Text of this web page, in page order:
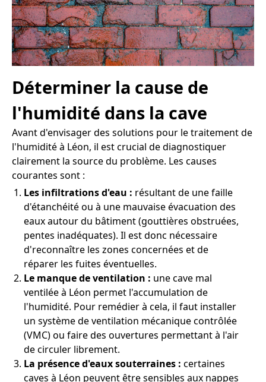
Déterminer la cause de
l'humidité dans la cave
Avant d'envisager des solutions pour le traitement de
l'humidité à Léon, il est crucial de diagnostiquer
clairement la source du problème. Les causes
courantes sont :
Les infiltrations d'eau : résultant de une faille
d'étanchéité ou à une mauvaise évacuation des
eaux autour du bâtiment (gouttières obstruées,
pentes inadéquates). Il est donc nécessaire
d'reconnaître les zones concernées et de
réparer les fuites éventuelles.
Le manque de ventilation : une cave mal
ventilée à Léon permet l'accumulation de
l'humidité. Pour remédier à cela, il faut installer
un système de ventilation mécanique contrôlée
(VMC) ou faire des ouvertures permettant à l'air
de circuler librement.
La présence d'eaux souterraines : certaines
caves à Léon peuvent être sensibles aux nappes